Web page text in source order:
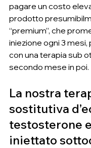
pagare un costo
prodotto
“premium”, che
iniezione ogni 3
con una terapia sub
secondo mese in poi.
La nostra
sostitutiva
testosterone
iniettato